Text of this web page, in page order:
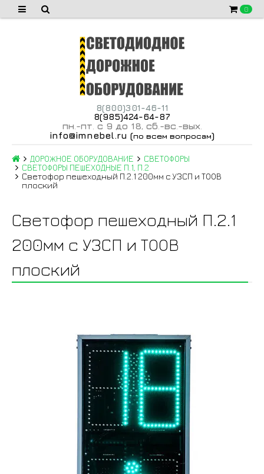
0
8(800)301-46-11
8(985)424-64-87
пн -пт с 9 до 18, сб -вс -вых.
info@imnebel.ru (по всем вопросам)
ДОРОЖНОЕ ОБОРУДОВАНИЕ
СВЕТОФОРЫ
СВЕТОФОРЫ ПЕШЕХОДНЫЕ П.1, П.2
Светофор пешеходный П.2.1 200мм с УЗСП и ТООВ
плоский
Светофор пешеходный П.2.1
200мм с УЗСП и ТООВ
плоский